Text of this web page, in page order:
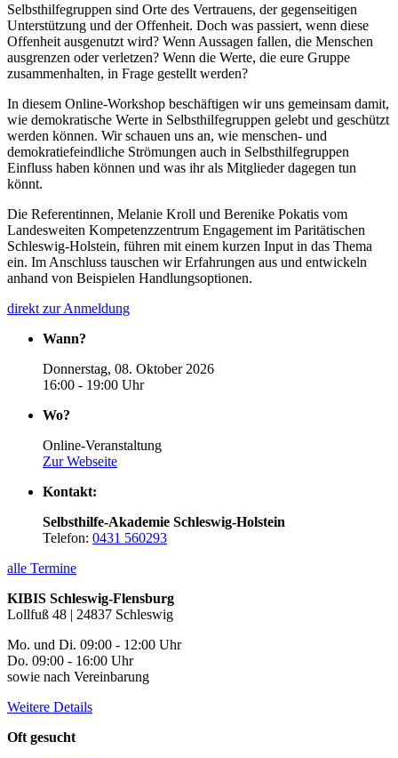
Selbsthilfegruppen sind Orte des Vertrauens, der gegenseitigen
Unterstützung und der Offenheit. Doch was passiert, wenn diese
Offenheit ausgenutzt wird? Wenn Aussagen fallen, die Menschen
ausgrenzen oder verletzen? Wenn die Werte, die eure Gruppe
zusammenhalten, in Frage gestellt werden?
In diesem Online-Workshop beschäftigen wir uns gemeinsam damit,
wie demokratische Werte in Selbsthilfegruppen gelebt und geschützt
werden können. Wir schauen uns an, wie menschen- und
demokratiefeindliche Strömungen auch in Selbsthilfegruppen
Einfluss haben können und was ihr als Mitglieder dagegen tun
könnt.
Die Referentinnen, Melanie Kroll und Berenike Pokatis vom
Landesweiten Kompetenzzentrum Engagement im Paritätischen
Schleswig-Holstein, führen mit einem kurzen Input in das Thema
ein. Im Anschluss tauschen wir Erfahrungen aus und entwickeln
anhand von Beispielen Handlungsoptionen.
direkt zur Anmeldung
Wann?
Donnerstag, 08. Oktober 2026
16:00 - 19:00 Uhr
Wo?
Online-Veranstaltung
Zur Webseite
Kontakt:
Selbsthilfe-Akademie Schleswig-Holstein
Telefon: 0431 560293
alle Termine
KIBIS Schleswig-Flensburg
Lollfuß 48 | 24837 Schleswig
Mo. und Di. 09:00 - 12:00 Uhr
Do. 09:00 - 16:00 Uhr
sowie nach Vereinbarung
Weitere Details
Oft gesucht